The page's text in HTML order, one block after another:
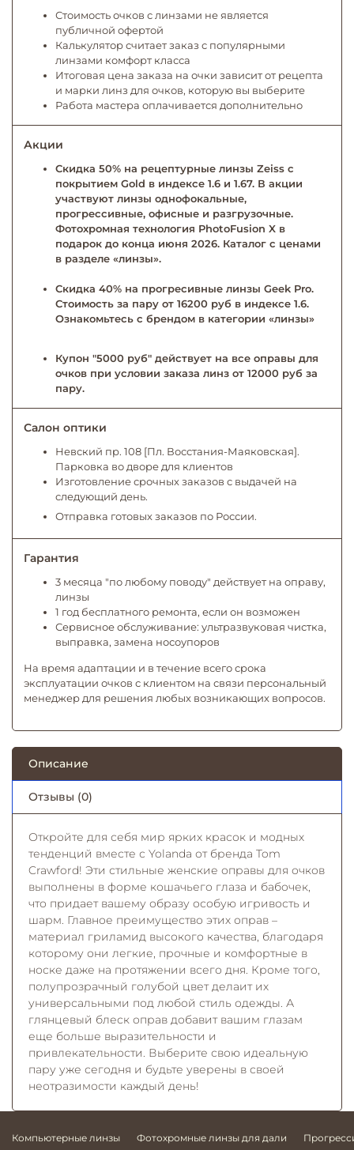
Стоимость очков с линзами не является
публичной офертой
Калькулятор считает заказ с популярными
линзами комфорт класса
Итоговая цена заказа на очки зависит от рецепта
и марки линз для очков, которую вы выберите
Работа мастера оплачивается дополнительно
Акции
Скидка 50% на рецептурные линзы Zeiss с
покрытием Gold в индексе 1.6 и 1.67. В акции
участвуют линзы однофокальные,
прогрессивные, офисные и разгрузочные.
Фотохромная технология PhotoFusion X в
подарок до конца июня 2026. Каталог с ценами
в разделе «линзы».
Скидка 40% на прогресивные линзы Geek Pro.
Стоимость за пару от 16200 руб в индексе 1.6.
Ознакомьтесь с брендом в категории «линзы»
Купон "5000 руб" действует на все оправы для
очков при условии заказа линз от 12000 руб за
пару.
Салон оптики
Невский пр. 108 [Пл. Восстания-Маяковская].
Парковка во дворе для клиентов
Изготовление срочных заказов с выдачей на
следующий день.
Отправка готовых заказов по России.
Гарантия
3 месяца "по любому поводу" действует на оправу,
линзы
1 год бесплатного ремонта, если он возможен
Сервисное обслуживание: ультразвуковая чистка,
выправка, замена носоупоров
На время адаптации и в течение всего срока
эксплуатации очков с клиентом на связи персональный
менеджер для решения любых возникающих вопросов.
Описание
Отзывы (0)
Откройте для себя мир ярких красок и модных
тенденций вместе с Yolanda от бренда Tom
Crawford! Эти стильные женские оправы для очков
выполнены в форме кошачьего глаза и бабочек,
что придает вашему образу особую игривость и
шарм. Главное преимущество этих оправ –
материал гриламид высокого качества, благодаря
которому они легкие, прочные и комфортные в
носке даже на протяжении всего дня. Кроме того,
полупрозрачный голубой цвет делаит их
универсальными под любой стиль одежды. А
глянцевый блеск оправ добавит вашим глазам
еще больше выразительности и
привлекательности. Выберите свою идеальную
пару уже сегодня и будьте уверены в своей
неотразимости каждый день!
Компьютерные линзы Фотохромные линзы для дали